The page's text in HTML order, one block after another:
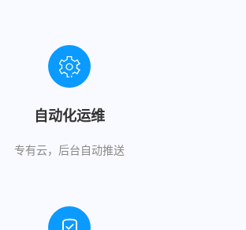
自动化运维
专有云，后台自动推送